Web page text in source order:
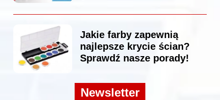
Jakie farby zapewnią
najlepsze krycie ścian?
Sprawdź nasze porady!
Newsletter